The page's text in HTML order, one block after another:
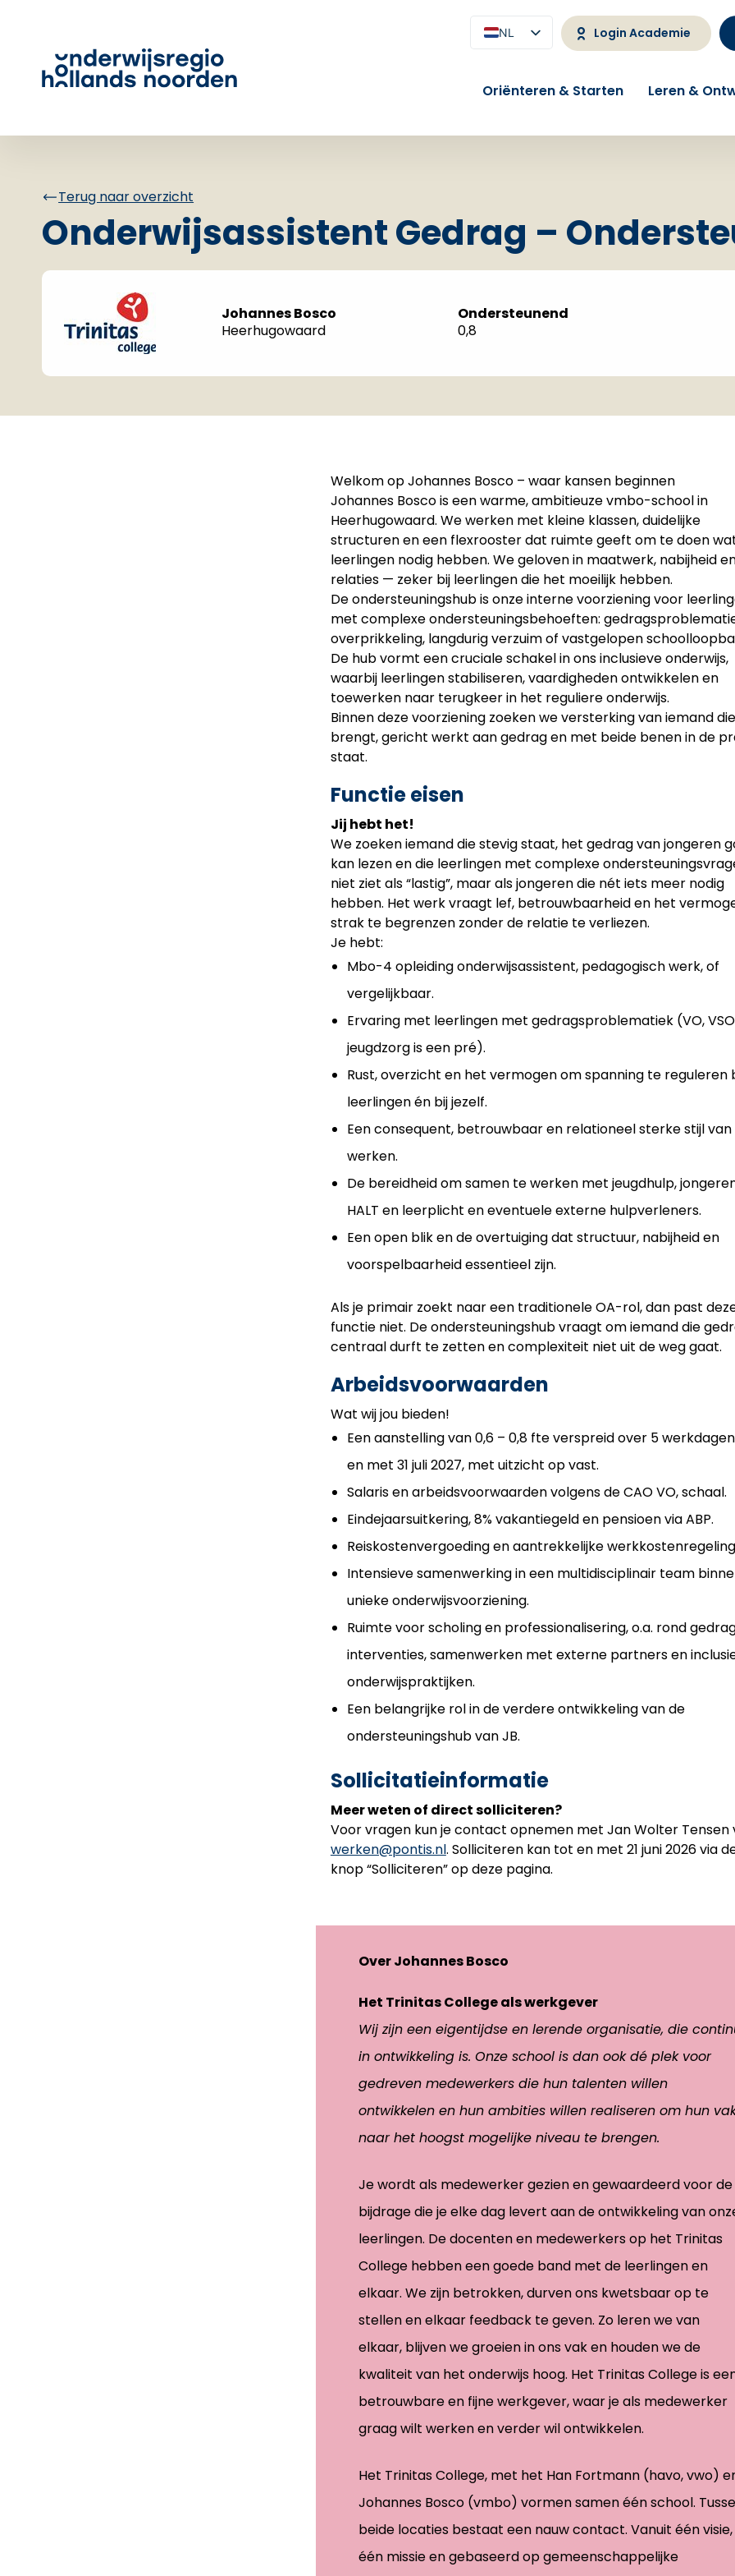
NL
Login Academie
Oriënteren & Starten Leren &
Terug naar overzicht
Onderwijsassistent Gedrag –
Johannes Bosco
Heerhugowaard
Ondersteunend
0,8
Welkom op Johannes Bosco – waar kansen beginnen
Johannes Bosco is een warme, ambitieuze vmbo-school in
Heerhugowaard. We werken met kleine klassen, duidelijke
structuren en een flexrooster dat ruimte geeft om te doen
leerlingen nodig hebben. We geloven in maatwerk, nabijheid
relaties — zeker bij leerlingen die het moeilijk hebben.
De ondersteuningshub is onze interne voorziening voor
met complexe ondersteuningsbehoeften:
overprikkeling, langdurig verzuim of vastgelopen
De hub vormt een cruciale schakel in ons inclusieve onderwijs,
waarbij leerlingen stabiliseren, vaardigheden ontwikkelen en
toewerken naar terugkeer in het reguliere onderwijs.
Binnen deze voorziening zoeken we versterking van iemand
brengt, gericht werkt aan gedrag en met beide benen in de
staat.
Functie eisen
Jij hebt het!
We zoeken iemand die stevig staat, het gedrag van jongeren
kan lezen en die leerlingen met complexe
niet ziet als “lastig”, maar als jongeren die nét iets meer nodig
hebben. Het werk vraagt lef, betrouwbaarheid en het
strak te begrenzen zonder de relatie te verliezen.
Je hebt:
Mbo-4 opleiding onderwijsassistent, pedagogisch werk, of
vergelijkbaar.
Ervaring met leerlingen met gedragsproblematiek (VO,
jeugdzorg is een pré).
Rust, overzicht en het vermogen om spanning te reguleren
leerlingen én bij jezelf.
Een consequent, betrouwbaar en relationeel sterke stijl van
werken.
De bereidheid om samen te werken met jeugdhulp,
HALT en leerplicht en eventuele externe hulpverleners.
Een open blik en de overtuiging dat structuur, nabijheid en
voorspelbaarheid essentieel zijn.
Als je primair zoekt naar een traditionele OA-rol, dan past
functie niet. De ondersteuningshub vraagt om iemand die
centraal durft te zetten en complexiteit niet uit de weg gaat.
Arbeidsvoorwaarden
Wat wij jou bieden!
Een aanstelling van 0,6 – 0,8 fte verspreid over 5
en met 31 juli 2027, met uitzicht op vast.
Salaris en arbeidsvoorwaarden volgens de CAO VO, schaal.
Eindejaarsuitkering, 8% vakantiegeld en pensioen via ABP.
Reiskostenvergoeding en aantrekkelijke
Intensieve samenwerking in een multidisciplinair team
unieke onderwijsvoorziening.
Ruimte voor scholing en professionalisering, o.a. rond
interventies, samenwerken met externe partners en
onderwijspraktijken.
Een belangrijke rol in de verdere ontwikkeling van de
ondersteuningshub van JB.
Sollicitatieinformatie
Meer weten of direct solliciteren?
Voor vragen kun je contact opnemen met Jan Wolter Tensen
werken@pontis.nl. Solliciteren kan tot en met 21 juni 2026 via
knop “Solliciteren” op deze pagina.
Over Johannes Bosco
Het Trinitas College als werkgever
Wij zijn een eigentijdse en lerende organisatie, die
in ontwikkeling is. Onze school is dan ook dé plek voor
gedreven medewerkers die hun talenten willen
ontwikkelen en hun ambities willen realiseren om hun
naar het hoogst mogelijke niveau te brengen.
Je wordt als medewerker gezien en gewaardeerd voor de
bijdrage die je elke dag levert aan de ontwikkeling van
leerlingen. De docenten en medewerkers op het Trinitas
College hebben een goede band met de leerlingen en
elkaar. We zijn betrokken, durven ons kwetsbaar op te
stellen en elkaar feedback te geven. Zo leren we van
elkaar, blijven we groeien in ons vak en houden we de
kwaliteit van het onderwijs hoog. Het Trinitas College is
betrouwbare en fijne werkgever, waar je als medewerker
graag wilt werken en verder wil ontwikkelen.
Het Trinitas College, met het Han Fortmann (havo, vwo)
Johannes Bosco (vmbo) vormen samen één school.
beide locaties bestaat een nauw contact. Vanuit één visie,
één missie en gebaseerd op gemeenschappelijke